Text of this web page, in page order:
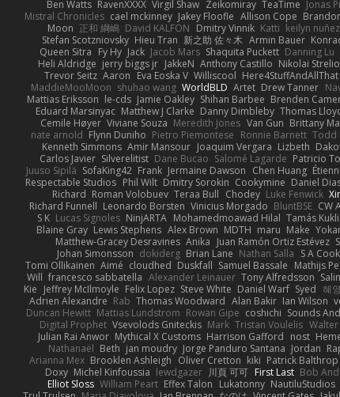
Ben Watts RavenXXXX Virgil Shaw Zeikomiray TeaTime Jonas
Mistral Chronicles cael mckinney Jakey Floofle Allison Cope
Moon 正和 綱嶋 David KALFON Dmitry Vinnik Katti keilyn nuñez
Stefan Scotzniovsky Hieu Tran 新之助 佐々木 Armin Bauer
Queen Sitra Fy Hy Jack Jacob Mars Shaquita Puckett Danning Lu
Heli Aldridge jerry biggs jr JakkeN Anthony Castillo Nikolai
Trevor Seitz Aaron Eva Eoska V Williscool Here4StuffAndAllThat
MaddieMooMoon shuhao wang WorldBLD Artet Drew Tanner
Mattias Eriksson le-cds Jamie Oakley Shihan Barbee Brenden
Eduard Marsinyac Matthew J Clarke Danny Dimbleby Thomas
Cemile Høyer Viviane Souza Meredith Jones Van Gun Brittany
nate arnold Flynn Duniho Pietro Piemontese Ronnie Barnett Todd
Kenneth Simmons Amir Mansour Joaquim Vergara Lizbeth
Carlos Javier Silverelitist Dane Bucao Salomé Lagarde Patricio
Juuso Sipilä SofaKing42 Frank Jermaine Dawson Chen Huang
Respectable Studios Phil Wilt Dmitry Sorokin Cookymine Daniel
Richard Roman Volobuev Teraa Bull Chodey Luke Fenwick
Richard Funnell Leonardo Borsten Vinicius Morgado BluntBSE CW
S K Lucas Signoles NinjARTA Mohamedmoawad Hilal Tamás
Blaine Gray Lewis Stephens Alex Brown MDTH maru Make
Matthew-Gracey Desravines Anika Juan Ramón Ortiz Estévez
Johan Simonsson dokiderg Brian Lane Nathan Salla S A
Tomi Ollikainen Aimé cloudhed Duskfall Samuel Bassale Mathijs
Will francesco sabbatella Alexander Leinauer Tony Alfredsson
Kie Jeffrey McIlmoyle Felix Lopez Steve White Daniel Warf Syed 혜
Adrien Alexandre Rab Thomas Woodward Alan Bakir Ian Wilson
Duncan Hewitt Mattias Lundstrom Rowan Gipe coshichi Sounds
Digital Prophet Vsevolods Gniteckis Mark Tristan Voulelis
Julian Rai Anwor Mythical X Customs Harrison Gafford nost
Nathanaël Beth jan moudry Jorge Panduro Santana Jordan
Arianna Mex Brooklen Ashleigh Oliver Cretton kiki Patrick Balthrop
Doxy Michel Kinfoussia lewdgazer 川頁 可可 First Last Bob
Elliot Sloss William Peart Effex Talon Lukatonny NautiluStudios